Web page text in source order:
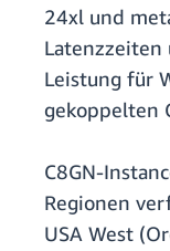
24xl und
Latenzzeiten
Leistung für
gekoppelten
C8GN-
Regionen
USA West